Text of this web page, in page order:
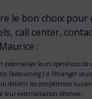
le bon choix pour
call center,
:
externaliser leurs opérations de
Outsourcing ) à l’étranger
détient les compétences
leur externalisation offshore :